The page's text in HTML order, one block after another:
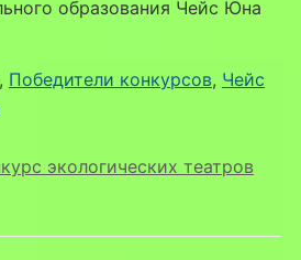
образования Чейс Юна
, Победители конкурсов, Чейс
экологических театров